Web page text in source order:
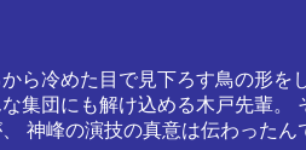
ら冷めた目で見下ろす鳥の形を
集団にも解け込める木戸先輩
神峰の演技の真意は伝わった